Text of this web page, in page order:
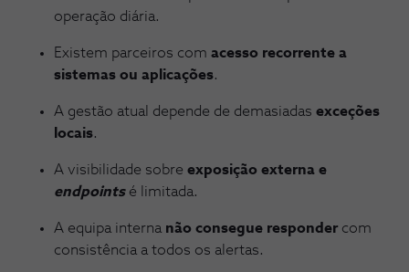
operação diária.
Existem parceiros com acesso recorrente a
sistemas ou aplicações.
A gestão atual depende de demasiadas exceções
locais.
A visibilidade sobre exposição externa e
endpointsé limitada.
A equipa interna não consegue responder com
consistência a todos os alertas.